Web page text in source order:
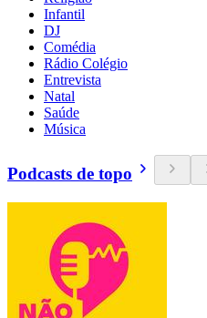
Infantil
DJ
Comédia
Rádio Colégio
Entrevista
Natal
Saúde
Música
Podcasts de topo